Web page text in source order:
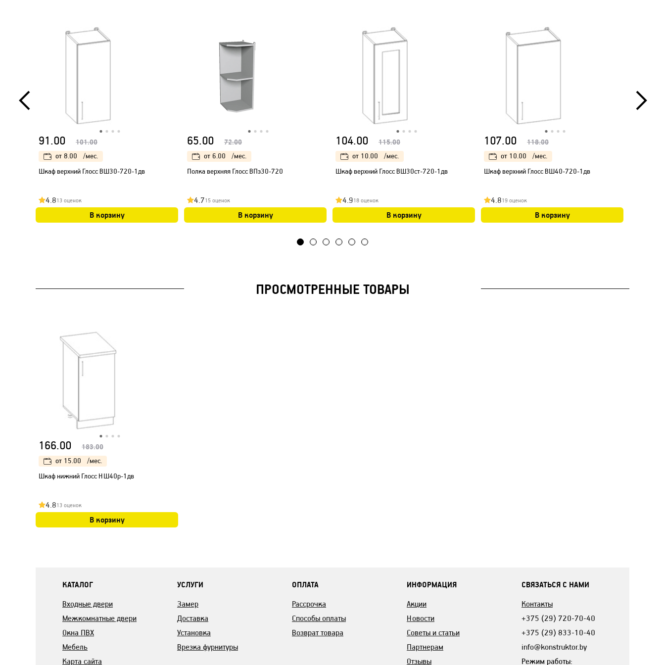
91.00 101.00
от 8.00
/мес.
Шкаф верхний Глосс ВШ30-720-1дв
4.813 оценок
В корзину
65.00 72.00
от 6.00
/мес.
Полка верхняя Глосс ВПз30-720
4.715 оценок
В корзину
104.00 115.00
от 10.00
/мес.
Шкаф верхний Глосс ВШ30ст-720-1дв
4.918 оценок
В корзину
107.00 118.00
от 10.00
/мес.
Шкаф верхний Глосс ВШ40-720-1дв
4.819 оценок
В корзину
ПРОСМОТРЕННЫЕ ТОВАРЫ
166.00 183.00
от 15.00
/мес.
Шкаф нижний Глосс НШ40р-1дв
4.813 оценок
В корзину
КАТАЛОГ
Входные двери
Межкомнатные двери
Окна ПВХ
Мебель
Карта сайта
УСЛУГИ
Замер
Доставка
Установка
Врезка фурнитуры
ОПЛАТА
Рассрочка
Способы оплаты
Возврат товара
ИНФОРМАЦИЯ
Акции
Новости
Советы и статьи
Партнерам
Отзывы
СВЯЗАТЬСЯ С НАМИ
Контакты
+375 (29) 720-70-40
+375 (29) 833-10-40
info@konstruktor.by
Режим работы: